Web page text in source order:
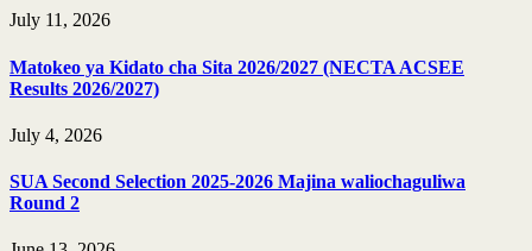
July 11, 2026
Matokeo ya Kidato cha Sita 2026/2027 (NECTA ACSEE
Results 2026/2027)
July 4, 2026
SUA Second Selection 2025-2026 Majina waliochaguliwa
Round 2